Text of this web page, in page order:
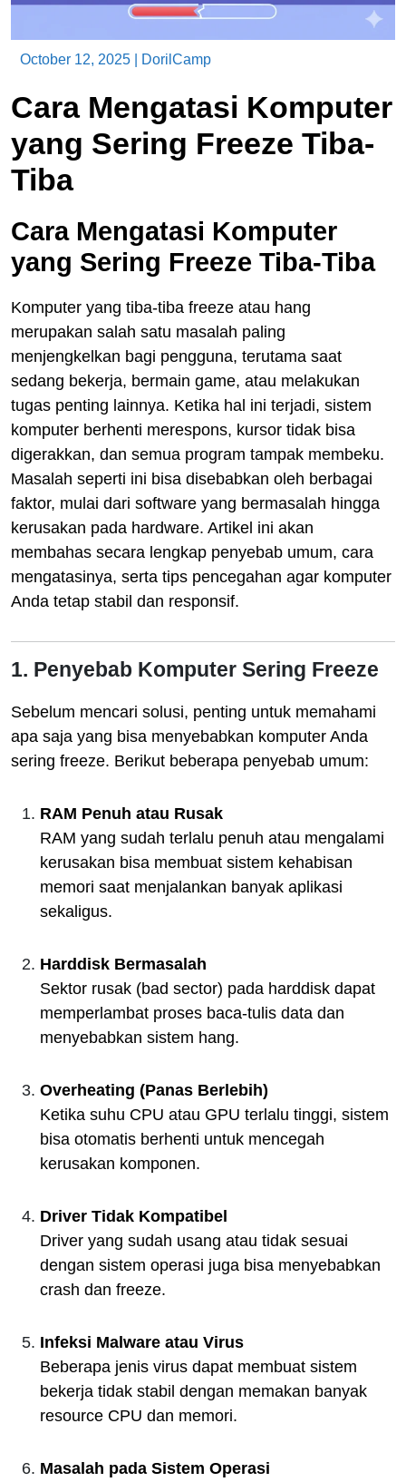
October 12, 2025 DorilCamp
Cara Mengatasi Komputer
yang Sering Freeze Tiba-
Tiba
Cara Mengatasi Komputer
yang Sering Freeze Tiba-Tiba
Komputer yang tiba-tiba freeze atau hang
merupakan salah satu masalah paling
menjengkelkan bagi pengguna, terutama saat
sedang bekerja, bermain game, atau melakukan
tugas penting lainnya. Ketika hal ini terjadi, sistem
komputer berhenti merespons, kursor tidak bisa
digerakkan, dan semua program tampak membeku.
Masalah seperti ini bisa disebabkan oleh berbagai
faktor, mulai dari software yang bermasalah hingga
kerusakan pada hardware. Artikel ini akan
membahas secara lengkap penyebab umum, cara
mengatasinya, serta tips pencegahan agar komputer
Anda tetap stabil dan responsif.
1. Penyebab Komputer Sering Freeze
Sebelum mencari solusi, penting untuk memahami
apa saja yang bisa menyebabkan komputer Anda
sering freeze. Berikut beberapa penyebab umum:
RAM Penuh atau Rusak
RAM yang sudah terlalu penuh atau mengalami
kerusakan bisa membuat sistem kehabisan
memori saat menjalankan banyak aplikasi
sekaligus.
Harddisk Bermasalah
Sektor rusak (bad sector) pada harddisk dapat
memperlambat proses baca-tulis data dan
menyebabkan sistem hang.
Overheating (Panas Berlebih)
Ketika suhu CPU atau GPU terlalu tinggi, sistem
bisa otomatis berhenti untuk mencegah
kerusakan komponen.
Driver Tidak Kompatibel
Driver yang sudah usang atau tidak sesuai
dengan sistem operasi juga bisa menyebabkan
crash dan freeze.
Infeksi Malware atau Virus
Beberapa jenis virus dapat membuat sistem
bekerja tidak stabil dengan memakan banyak
resource CPU dan memori.
Masalah pada Sistem Operasi